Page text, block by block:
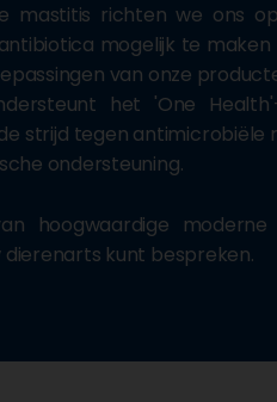
mastitis richten we ons
mogelijk te
van onze
het 'One
strijd tegen
ondersteuning.
hoogwaardige
kunt bespreken.